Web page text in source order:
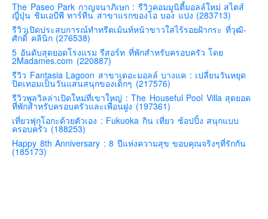
มัลดีฟส์
อินเดีย
อินโดนีเซีย
เกาหลีใต้
ฮ่องกง
ไต้หวัน
ฟิลิปปินส์
ออสเตรเลีย
นิวซีแลนด์
The Paseo Park กาญจนาภิเษก : รีวิวคอมมูนิตี้มอลล์ใหม่ สไตส์
ญี่ปุ่น ชิมเอบีพี ทาร์ทีน สาขาแรกของโอ บอง แปง (283713)
รีวิวเปิดประสบการณ์ทำทรีตเม้นท์หน้าขาวใสไร้รอยฝ้ากระ ที่วุฒิ-
ศักดิ์ คลินิก (276538)
5 อันดับสุดยอดโรงแรม รีสอร์ท ที่พักสำหรับครอบครัว โดย
2Madames.com (220887)
รีวิว Fantasia Lagoon สาขาเดอะมอลล์ บางแค : เปลี่ยนวันหยุด
ปิดเทอมเป็นวันแสนสนุกของเด็กๆ (217576)
รีวิวพูลวิลล่าเปิดใหม่ที่เขาใหญ่ : The Houseful Pool Villa สุดยอด
ที่พักสำหรับครอบครัวและเพื่อนฝูง (197361)
เที่ยวฟุกุโอกะด้วยตัวเอง : Fukuoka กิน เที่ยว ช้อปปิ้ง สนุกแบบ
ครอบครัว (188253)
Happy 8th Anniversary : 8 ปีแห่งความสุข ขอบคุณจริงๆที่รักกัน
(185173)